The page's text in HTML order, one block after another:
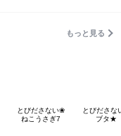
もっと見る
とびださない❀
ねこうさぎ7
とびださな
ブタ★